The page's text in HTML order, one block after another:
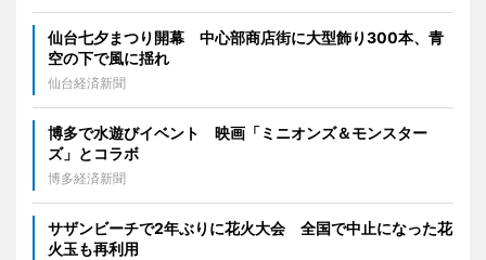
仙台七夕まつり開幕 中心部商店街に大型飾り300本、青
空の下で風に揺れ
仙台経済新聞
博多で水遊びイベント 映画「ミニオンズ＆モンスター
ズ」とコラボ
博多経済新聞
サザンビーチで2年ぶりに花火大会 全国で中止になった花
火玉も再利用